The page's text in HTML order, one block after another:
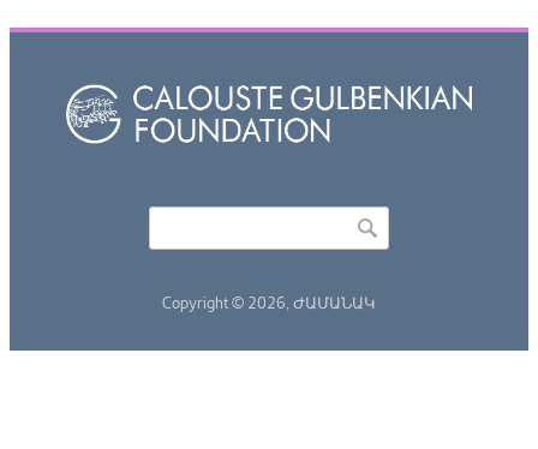
Copyright © 2026, ԺԱՄԱՆԱԿ